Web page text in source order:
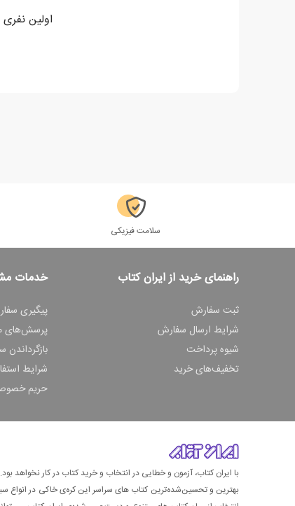
اولین
سلامت فیزیکی
راهنمای خرید از ایران کتاب
ثبت سفارش
شرایط ارسال سفارش
شیوه پرداخت
تخفیف‌های خرید
خدمات
پیگیری
پرسش‌های
شرایط
حریم
با ایران کتاب، آزمون و خطایی در انتخاب و خرید کتاب در کار نخواهد بود.
بهترین و تحسین‌شده‌ترین کتاب‌ های سراسر این کره‌ی خاکی در انواع